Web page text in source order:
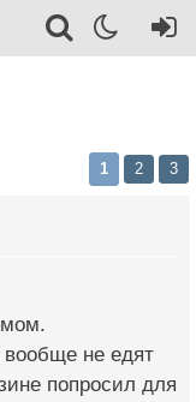
1 2 3
вообще не едят
попросил для